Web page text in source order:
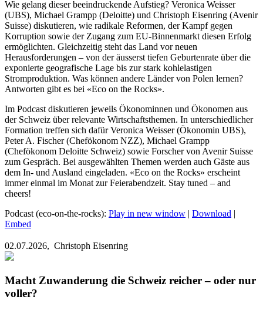
Wie gelang dieser beeindruckende Aufstieg? Veronica Weisser
(UBS), Michael Grampp (Deloitte) und Christoph Eisenring (Avenir
Suisse) diskutieren, wie radikale Reformen, der Kampf gegen
Korruption sowie der Zugang zum EU-Binnenmarkt diesen Erfolg
ermöglichten. Gleichzeitig steht das Land vor neuen
Herausforderungen – von der äusserst tiefen Geburtenrate über die
exponierte geografische Lage bis zur stark kohlelastigen
Stromproduktion. Was können andere Länder von Polen lernen?
Antworten gibt es bei «Eco on the Rocks».
Im Podcast diskutieren jeweils Ökonominnen und Ökonomen aus
der Schweiz über relevante Wirtschaftsthemen. In unterschiedlicher
Formation treffen sich dafür Veronica Weisser (Ökonomin UBS),
Peter A. Fischer (Chefökonom NZZ), Michael Grampp
(Chefökonom Deloitte Schweiz) sowie Forscher von Avenir Suisse
zum Gespräch. Bei ausgewählten Themen werden auch Gäste aus
dem In- und Ausland eingeladen. «Eco on the Rocks» erscheint
immer einmal im Monat zur Feierabendzeit. Stay tuned – and
cheers!
Podcast (eco-on-the-rocks): Play in new window Download
Embed
02.07.2026, Christoph Eisenring
Macht Zuwanderung die Schweiz reicher – oder nur
voller?